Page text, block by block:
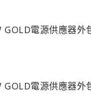
電源供應器外
電源供應器外